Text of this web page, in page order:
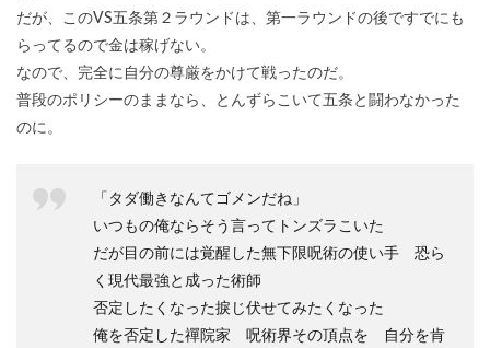
だが、このVS五条第２ラウンドは、第一ラウンドの後ですでにも
らってるので金は稼げない。
なので、完全に自分の尊厳をかけて戦ったのだ。
普段のポリシーのままなら、とんずらこいて五条と闘わなかった
のに。
「タダ働きなんてゴメンだね」
いつもの俺ならそう言ってトンズラこいた
だが目の前には覚醒した無下限呪術の使い手 恐ら
く現代最強と成った術師
否定したくなった捩じ伏せてみたくなった
俺を否定した禪院家 呪術界その頂点を 自分を肯